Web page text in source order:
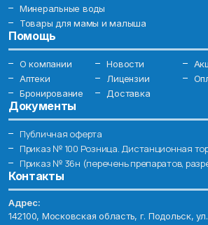
Минеральные воды
Товары для мамы и малыша
Помощь
О компании Новости
Аптеки
Лицензии
Бронирование
Доставка
Документы
Публичная оферта
Приказ № 100 Розница. Дистанционная
Приказ № 36н (перечень препаратов,
Контакты
Адрес:
142100, Московская область, г. Подольск,